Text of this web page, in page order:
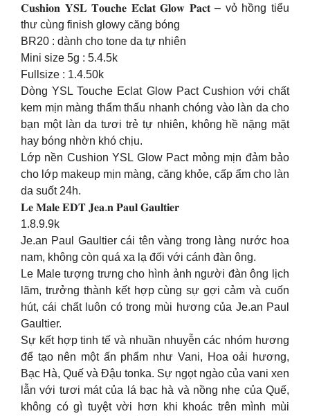
𝐂𝐮𝐬𝐡𝐢𝐨𝐧 𝐘𝐒𝐋 𝐓𝐨𝐮𝐜𝐡𝐞 𝐄́𝐜𝐥𝐚𝐭 𝐆𝐥𝐨𝐰 𝐏𝐚𝐜𝐭 – vỏ hồng tiểu
thư cùng finish glowy căng bóng
BR20 : dành cho tone da tự nhiên
Mini size 5g : 5.4.5k
Fullsize : 1.4.50k
Dòng YSL Touche Eclat Glow Pact Cushion với chất
kem mịn màng thẩm thấu nhanh chóng vào làn da cho
bạn một làn da tươi trẻ tự nhiên, không hề nặng mặt
hay bóng nhờn khó chịu.
Lớp nền Cushion YSL Glow Pact mỏng mịn đảm bảo
cho lớp makeup mịn màng, căng khỏe, cấp ẩm cho làn
da suốt 24h.
𝐋𝐞 𝐌𝐚𝐥𝐞 𝐄𝐃𝐓 𝐉𝐞𝐚.𝐧 𝐏𝐚𝐮𝐥 𝐆𝐚𝐮𝐥𝐭𝐢𝐞𝐫
1.8.9.9k
Je.an Paul Gaultier cái tên vàng trong làng nước hoa
nam, không còn quá xa lạ đối với cánh đàn ông.
Le Male tượng trưng cho hình ảnh người đàn ông lịch
lãm, trưởng thành kết hợp cùng sự gợi cảm và cuốn
hút, cái chất luôn có trong mùi hương của Je.an Paul
Gaultier.
Sự kết hợp tinh tế và nhuần nhuyễn các nhóm hương
để tạo nên một ấn phẩm như Vani, Hoa oải hương,
Bạc Hà, Quế và Đậu tonka. Sự ngọt ngào của vani xen
lẫn với tươi mát của lá bạc hà và nồng nhẹ của Quế,
không có gì tuyệt vời hơn khi khoác trên mình mùi